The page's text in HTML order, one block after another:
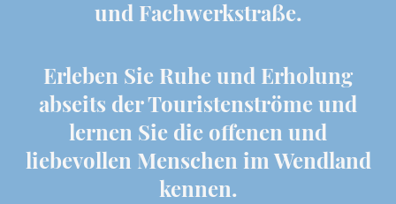
und Fachwerkstraße.
Erleben Sie Ruhe und Erholung
abseits der Touristenströme und
lernen Sie die offenen und
liebevollen Menschen im Wendland
kennen.